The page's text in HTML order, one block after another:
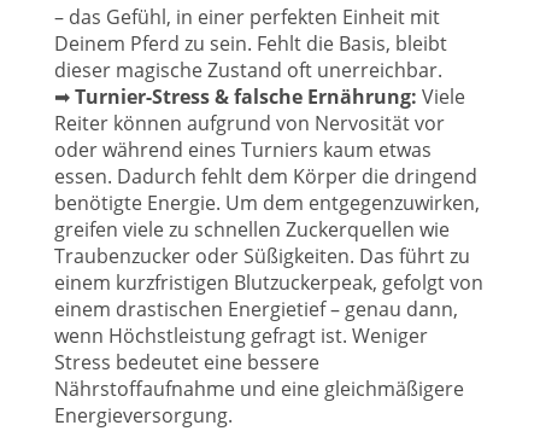
– das Gefühl, in einer perfekten Einheit mit
Deinem Pferd zu sein. Fehlt die Basis, bleibt
dieser magische Zustand oft unerreichbar.
➡Turnier-Stress & falsche Ernährung: Viele
Reiter können aufgrund von Nervosität vor
oder während eines Turniers kaum etwas
essen. Dadurch fehlt dem Körper die dringend
benötigte Energie. Um dem entgegenzuwirken,
greifen viele zu schnellen Zuckerquellen wie
Traubenzucker oder Süßigkeiten. Das führt zu
einem kurzfristigen Blutzuckerpeak, gefolgt von
einem drastischen Energietief – genau dann,
wenn Höchstleistung gefragt ist. Weniger
Stress bedeutet eine bessere
Nährstoffaufnahme und eine gleichmäßigere
Energieversorgung.